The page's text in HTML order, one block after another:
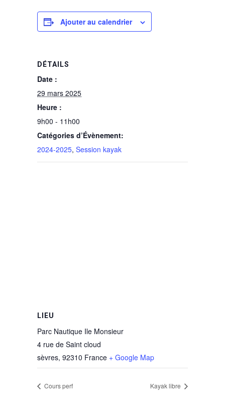
Ajouter au calendrier
DÉTAILS
Date :
29 mars 2025
Heure :
9h00 - 11h00
Catégories d’Évènement:
2024-2025, Session kayak
LIEU
Parc Nautique Ile Monsieur
4 rue de Saint cloud
sèvres, 92310 France + Google Map
Cours perf Kayak libre